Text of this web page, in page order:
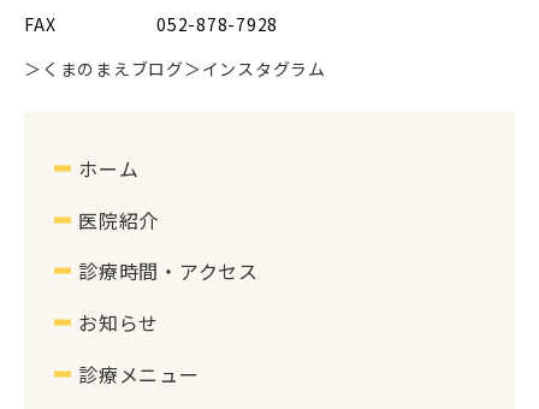
FAX
052-878-7928
＞くまのまえブログ＞インスタグラム
ホーム
医院紹介
診療時間・アクセス
お知らせ
診療メニュー